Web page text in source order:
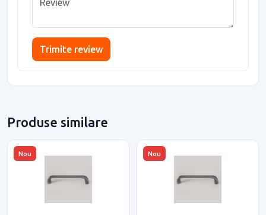
Trimite review
Produse similare
Nou Nou